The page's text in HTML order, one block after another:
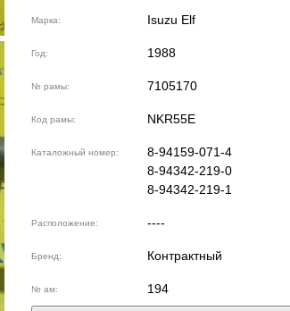
Марка: Isuzu Elf
Год: 1988
№ рамы: 7105170
Код рамы: NKR55E
Каталожный номер:
8-94159-071-4
8-94342-219-0
8-94342-219-1
Расположение: ----
Бренд: Контрактный
№ ам: 194